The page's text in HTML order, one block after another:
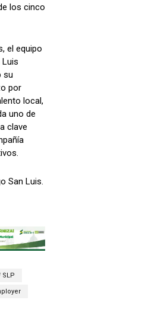
los cinco
el equipo
Luis
su
por
local,
uno de
clave
San Luis.
SLP